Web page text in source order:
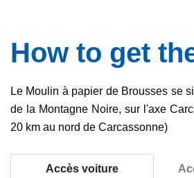
How to get
Le Moulin à papier de Brousses se
de la Montagne Noire, sur l'axe
20 km au nord de Carcassonne)
Accès voiture